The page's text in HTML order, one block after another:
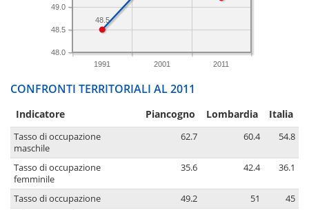
1991 2001 2011
48.0
48.5
49.0
48.5
CONFRONTI TERRITORIALI AL 2011
Indicatore Piancogno Lombardia Italia
Tasso di occupazione
maschile
62.7 60.4 54.8
Tasso di occupazione
femminile
35.6 42.4 36.1
Tasso di occupazione 49.2 51
45